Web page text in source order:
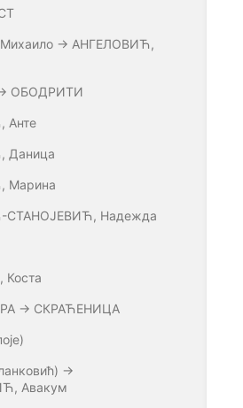
→ АНГЕЛОВИЋ,
ОБОДРИТИ
Анте
Даница
Марина
Надежда
→ СКРАЋЕНИЦА
→
Авакум